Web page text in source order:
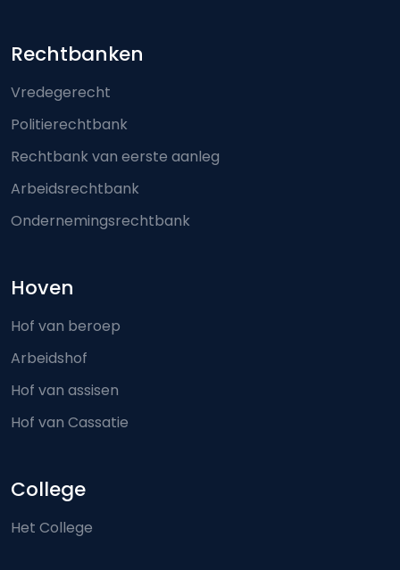
Footer-menu
Rechtbanken
Vredegerecht
Politierechtbank
Rechtbank van eerste aanleg
Arbeidsrechtbank
Ondernemingsrechtbank
Hoven
Hof van beroep
Arbeidshof
Hof van assisen
Hof van Cassatie
College
Het College